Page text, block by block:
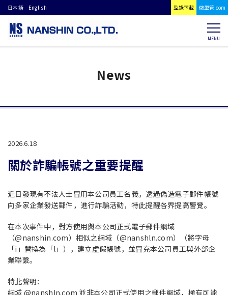
日本語 English 型錄下載 微型管.com
MENU
News
2026.6.18
關於詐騙帳號之重要提醒
近日發現有不法人士冒用本公司員工名義，透過偽造電子郵件帳號
向多家企業發送郵件，進行詐騙活動，特此提醒各界提高警覺。
在本次事件中，對方使用與本公司正式電子郵件網域
（@nanshin.com）相似之網域（@nanshln.com）（將字母
「i」替換為「l」），建立虛假帳號，並冒充本公司員工與外部企
業聯繫。
特此聲明：
網域 @nanshln.com 並非本公司正式使用之郵件網域，極有可能